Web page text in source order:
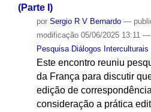
(Parte I)
por Sergio R V Bernardo —
modificação05/06/2025 13:11 —
Pesquisa Diálogos Interculturais
Este encontro reuniu
da França para discutir
edição de
consideração a prática